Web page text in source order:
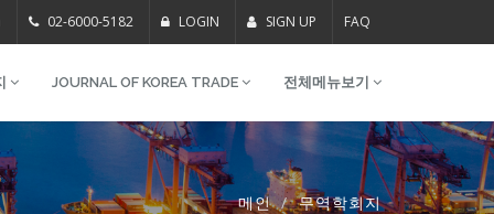
02-6000-5182 LOGIN SIGN UP FAQ
JOURNAL OF KOREA TRADE 전체메뉴보기
메인 무역학회지